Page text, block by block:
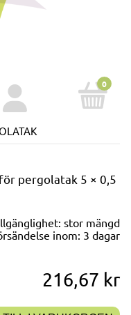
pergolatak 5 × 0,5
stor mängd
inom: 3 dagar
216,67 kr